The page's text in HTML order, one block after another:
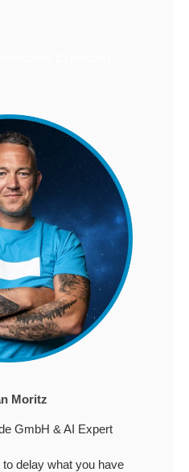
Moritz
GmbH & AI Expert
delay what you have